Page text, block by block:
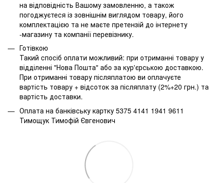
на відповідність Вашому замовленню, а також
погоджуєтеся із зовнішнім виглядом товару, його
комплектацією та не маєте претензій до інтернету
-магазину та компанії перевізнику.
Готівкою
Такий спосіб оплати можливий: при отриманні товару у
відділенні "Нова Пошта" або за кур'єрською доставкою.
При отриманні товару післяплатою ви оплачуєте
вартість товару + відсоток за післяплату (2%+20 грн.) та
вартість доставки.
Оплата на банківську картку 5375 4141 1941 9611
Тимощук Тимофій Євгенович